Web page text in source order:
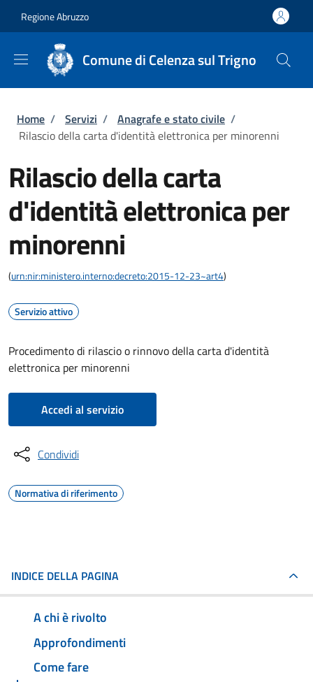
Regione Abruzzo
Comune di Celenza sul Trigno
Briciole di pane
Home / Servizi / Anagrafe e stato civile /
Rilascio della carta d'identità elettronica per minorenni
Rilascio della carta
d'identità elettronica per
minorenni
(urn:nir:ministero.interno:decreto:2015-12-23~art4)
Servizio attivo
Procedimento di rilascio o rinnovo della carta d'identità
elettronica per minorenni
Accedi al servizio
Condividi
Normativa di riferimento
INDICE DELLA PAGINA
A chi è rivolto
Approfondimenti
Come fare